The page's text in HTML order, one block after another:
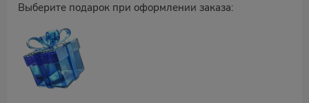
Выберите подарок при оформлении заказа: